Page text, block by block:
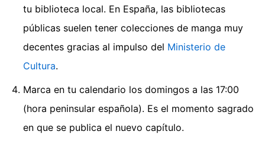
tu biblioteca local. En España, las bibliotecas
públicas suelen tener colecciones de manga muy
decentes gracias al impulso del Ministerio de
Cultura.
Marca en tu calendario los domingos a las 17:00
(hora peninsular española). Es el momento sagrado
en que se publica el nuevo capítulo.